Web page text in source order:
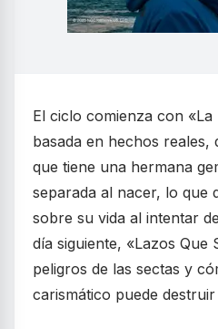
El ciclo comienza con
basada en hechos reales,
que tiene una hermana
separada al nacer, lo que
sobre su vida al intentar
día siguiente, «Lazos Que
peligros de las sectas y
carismático puede